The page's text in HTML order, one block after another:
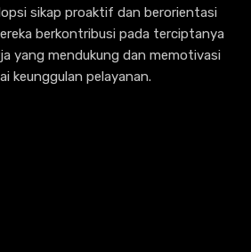
sikap proaktif dan berorientasi
berkontribusi pada terciptanya
yang mendukung dan memotivasi
keunggulan pelayanan.